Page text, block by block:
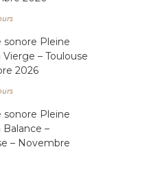
sonore Pleine
Vierge – Toulouse
2026
sonore Pleine
Balance –
– Novembre